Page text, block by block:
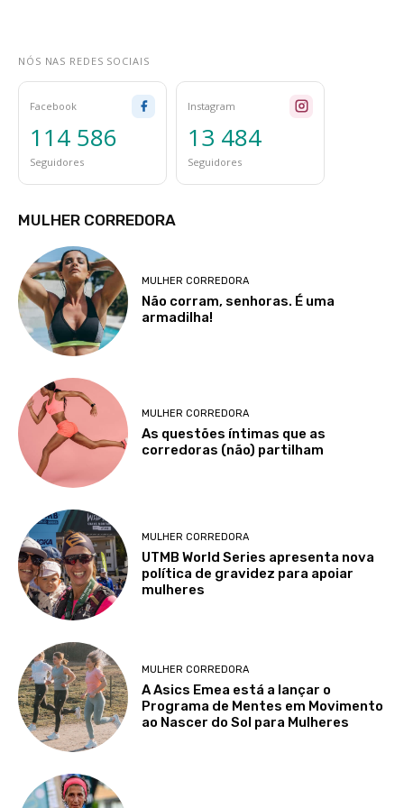
NÓS NAS REDES SOCIAIS
Facebook
114 586
Seguidores
Instagram
13 484
Seguidores
MULHER CORREDORA
MULHER CORREDORA
Não corram, senhoras. É uma
armadilha!
MULHER CORREDORA
As questões íntimas que as
corredoras (não) partilham
MULHER CORREDORA
UTMB World Series apresenta nova
política de gravidez para apoiar
mulheres
MULHER CORREDORA
A Asics Emea está a lançar o
Programa de Mentes em Movimento
ao Nascer do Sol para Mulheres